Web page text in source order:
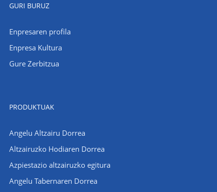
GURI BURUZ
Enpresaren profila
Enpresa Kultura
Gure Zerbitzua
PRODUKTUAK
Angelu Altzairu Dorrea
Altzairuzko Hodiaren Dorrea
Azpiestazio altzairuzko egitura
Angelu Tabernaren Dorrea